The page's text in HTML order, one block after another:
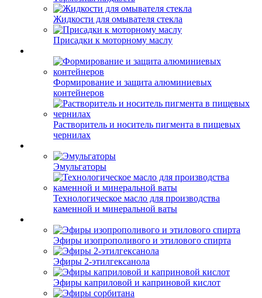
Жидкости для омывателя стекла
Присадки к моторному маслу
Формирование и защита алюминиевых
контейнеров
Растворитель и носитель пигмента в пищевых
чернилах
Эмульгаторы
Технологическое масло для производства
каменной и минеральной ваты
Эфиры изопрополивого и этилового спирта
Эфиры 2-этилгексанола
Эфиры каприловой и каприновой кислот